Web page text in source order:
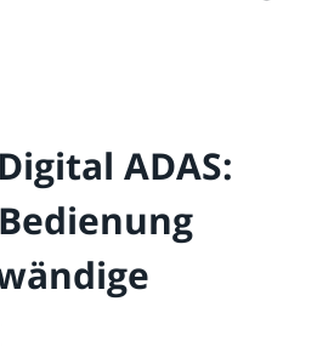
ADAS: